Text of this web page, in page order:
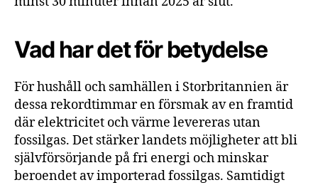
Vad har det för betydelse
För hushåll och samhällen i Storbritannien är
dessa rekordtimmar en försmak av en framtid
där elektricitet och värme levereras utan
fossilgas. Det stärker landets möjligheter att bli
självförsörjande på fri energi och minskar
beroendet av importerad fossilgas. Samtidigt